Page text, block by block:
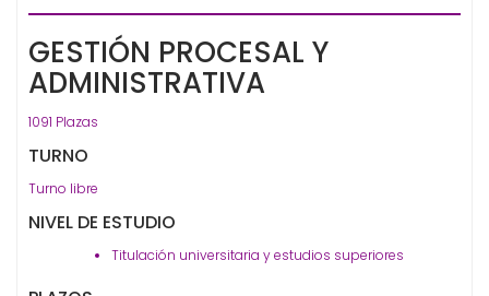
GESTIÓN PROCESAL Y
ADMINISTRATIVA
1091 Plazas
TURNO
Turno libre
NIVEL DE ESTUDIO
Titulación universitaria y estudios superiores